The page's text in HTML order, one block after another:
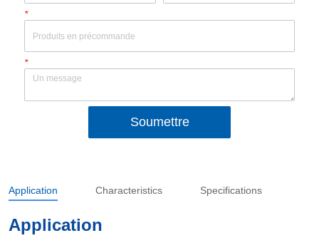
*
*
Soumettre
Application Characteristics Specifications